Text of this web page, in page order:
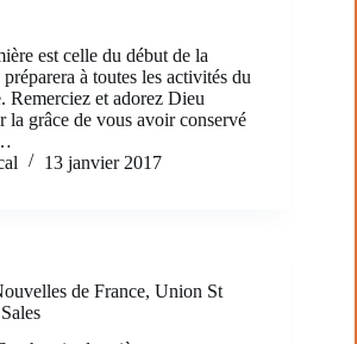
est celle du début de la
à toutes les activités du
Remerciez et adorez Dieu
la grâce de vous avoir conservé
13 janvier 2017
de France, Union St